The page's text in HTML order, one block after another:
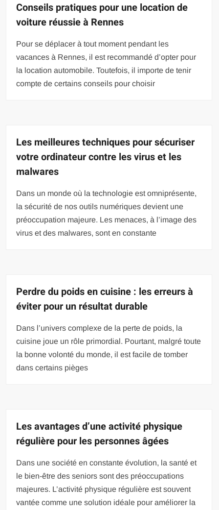
Conseils pratiques pour une location de
voiture réussie à Rennes
Pour se déplacer à tout moment pendant les
vacances à Rennes, il est recommandé d’opter pour
la location automobile. Toutefois, il importe de tenir
compte de certains conseils pour choisir
Les meilleures techniques pour sécuriser
votre ordinateur contre les virus et les
malwares
Dans un monde où la technologie est omniprésente,
la sécurité de nos outils numériques devient une
préoccupation majeure. Les menaces, à l’image des
virus et des malwares, sont en constante
Perdre du poids en cuisine : les erreurs à
éviter pour un résultat durable
Dans l’univers complexe de la perte de poids, la
cuisine joue un rôle primordial. Pourtant, malgré toute
la bonne volonté du monde, il est facile de tomber
dans certains pièges
Les avantages d’une activité physique
régulière pour les personnes âgées
Dans une société en constante évolution, la santé et
le bien-être des seniors sont des préoccupations
majeures. L’activité physique régulière est souvent
vantée comme une solution idéale pour améliorer la